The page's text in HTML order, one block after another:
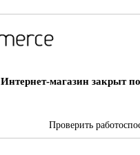
Интернет-магазин закрыт
Проверить